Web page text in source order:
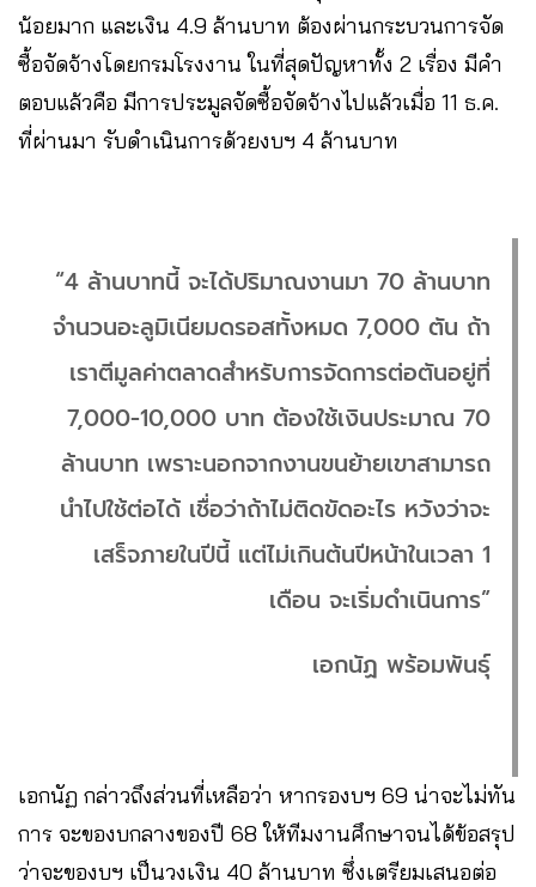
น้อยมาก และเงิน 4.9 ล้านบาท ต้องผ่านกระบวนการจัด
ซื้อจัดจ้างโดยกรมโรงงาน ในที่สุดปัญหาทั้ง 2 เรื่อง มีคำ
ตอบแล้วคือ มีการประมูลจัดซื้อจัดจ้างไปแล้วเมื่อ 11 ธ.ค.
ที่ผ่านมา รับดำเนินการด้วยงบฯ 4 ล้านบาท
“4 ล้านบาทนี้ จะได้ปริมาณงานมา 70 ล้านบาท
จำนวนอะลูมิเนียมดรอสทั้งหมด 7,000 ตัน ถ้า
เราตีมูลค่าตลาดสำหรับการจัดการต่อตันอยู่ที่
7,000-10,000 บาท ต้องใช้เงินประมาณ 70
ล้านบาท เพราะนอกจากงานขนย้ายเขาสามารถ
นำไปใช้ต่อได้ เชื่อว่าถ้าไม่ติดขัดอะไร หวังว่าจะ
เสร็จภายในปีนี้ แต่ไม่เกินต้นปีหน้าในเวลา 1
เดือน จะเริ่มดำเนินการ”
เอกนัฏ พร้อมพันธุ์
เอกนัฏ กล่าวถึงส่วนที่เหลือว่า หากรองบฯ 69 น่าจะไม่ทัน
การ จะของบกลางของปี 68 ให้ทีมงานศึกษาจนได้ข้อสรุป
ว่าจะของบฯ เป็นวงเงิน 40 ล้านบาท ซึ่งเตรียมเสนอต่อ